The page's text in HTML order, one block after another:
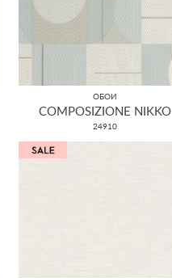
ОБОИ
COMPOSIZIONE NIKKO
24910